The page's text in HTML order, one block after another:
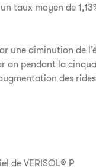
taux moyen de
une diminution de
an pendant la
des
de VERISOL® P